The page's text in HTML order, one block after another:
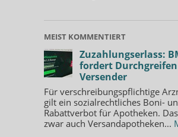
MEIST KOMMENTIERT
Zuzahlungserlass:
fordert Durchgreifen
Versender
Für verschreibungspflichtige
gilt ein sozialrechtliches Boni-
Rabattverbot für Apotheken.
zwar auch Versandapotheken...